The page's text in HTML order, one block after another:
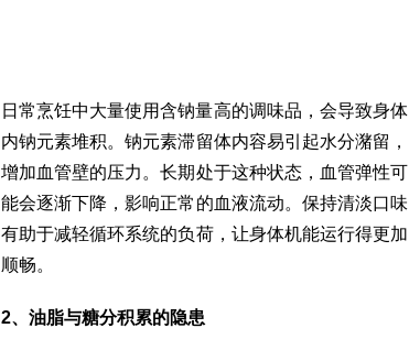
日常烹饪中大量使用含钠量高的调味品，会导致身体
内钠元素堆积。钠元素滞留体内容易引起水分潴留，
增加血管壁的压力。长期处于这种状态，血管弹性可
能会逐渐下降，影响正常的血液流动。保持清淡口味
有助于减轻循环系统的负荷，让身体机能运行得更加
顺畅。
2、油脂与糖分积累的隐患